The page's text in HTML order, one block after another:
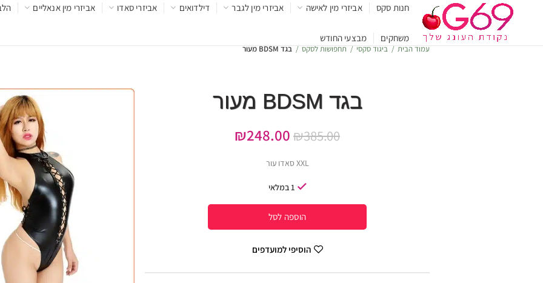
חנות סקס אביזרי מין לאישה אביזרי מין לגבר דילדואים אביזרי סאדו אביזרי מין אנאליים
משחקים מבצעי החודש
עמוד הבית ביגוד סקסי תחפושות לסקס בגד BDSM מעור
בגד BDSM מעור
₪385.00
₪248.00
XXL סאדו עור
1 במלאי
הוספה לסל
הוסיפי למועדפים